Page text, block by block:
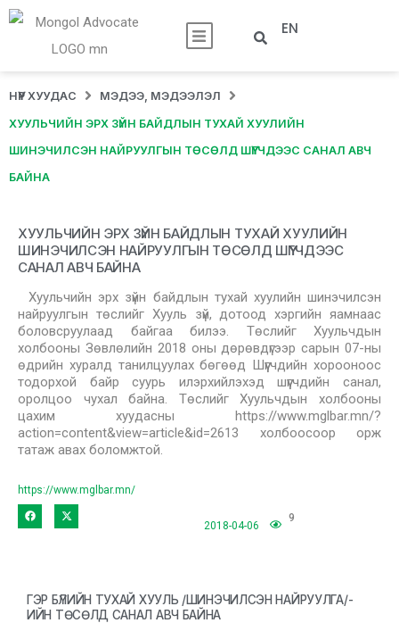
EN
НҮҮР ХУУДАС МЭДЭЭ, МЭДЭЭЛЭЛ
ХУУЛЬЧИЙН ЭРХ ЗҮЙН БАЙДЛЫН ТУХАЙ ХУУЛИЙН
ШИНЭЧИЛСЭН НАЙРУУЛГЫН ТӨСӨЛД ШҮҮГЧДЭЭС САНАЛ АВЧ
БАЙНА
ХУУЛЬЧИЙН ЭРХ ЗҮЙН БАЙДЛЫН ТУХАЙ ХУУЛИЙН
ШИНЭЧИЛСЭН НАЙРУУЛГЫН ТӨСӨЛД ШҮҮГЧДЭЭС
САНАЛ АВЧ БАЙНА
Хуульчийн эрх зүйн байдлын тухай хуулийн шинэчилсэн
найруулгын төслийг Хууль зүй, дотоод хэргийн яамнаас
боловсруулаад байгаа билээ. Төслийг Хуульчдын
холбооны Зөвлөлийн 2018 оны дөрөвдүгээр сарын 07-ны
өдрийн хуралд танилцуулах бөгөөд Шүүгчдийн хорооноос
тодорхой байр суурь илэрхийлэхэд шүүгчдийн санал,
оролцоо чухал байна. Төслийг Хуульчдын холбооны
цахим хуудасны https://www.mglbar.mn/?
action=content&view=article&id=2613 холбоосоор орж
татаж авах боломжтой.
https://www.mglbar.mn/
2018-04-06
9
ГЭР БҮЛИЙН ТУХАЙ ХУУЛЬ /ШИНЭЧИЛСЭН НАЙРУУЛГА/-
ИЙН ТӨСӨЛД САНАЛ АВЧ БАЙНА